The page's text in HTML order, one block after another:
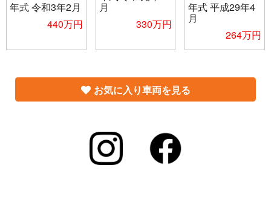
年式令和3年2月
440万円
月
330万円
年式平成29年4
月
264万円
お気に入り車両を見る